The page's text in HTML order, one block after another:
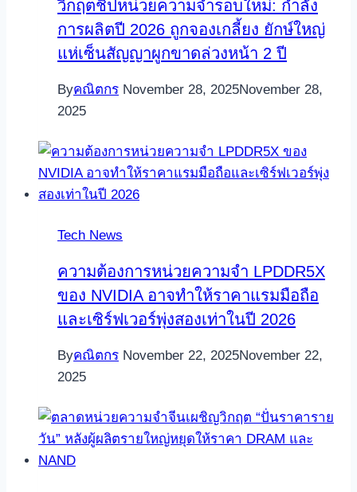
วิกฤตชิปหน่วยความจำรอบใหม่: กำลัง
การผลิตปี 2026 ถูกจองเกลี้ยง ยักษ์ใหญ่
แห่เซ็นสัญญาผูกขาดล่วงหน้า 2 ปี
Byคณิตกร November 28, 2025November 28,
2025
Tech News
ความต้องการหน่วยความจำ LPDDR5X
ของ NVIDIA อาจทำให้ราคาแรมมือถือ
และเซิร์ฟเวอร์พุ่งสองเท่าในปี 2026
Byคณิตกร November 22, 2025November 22,
2025